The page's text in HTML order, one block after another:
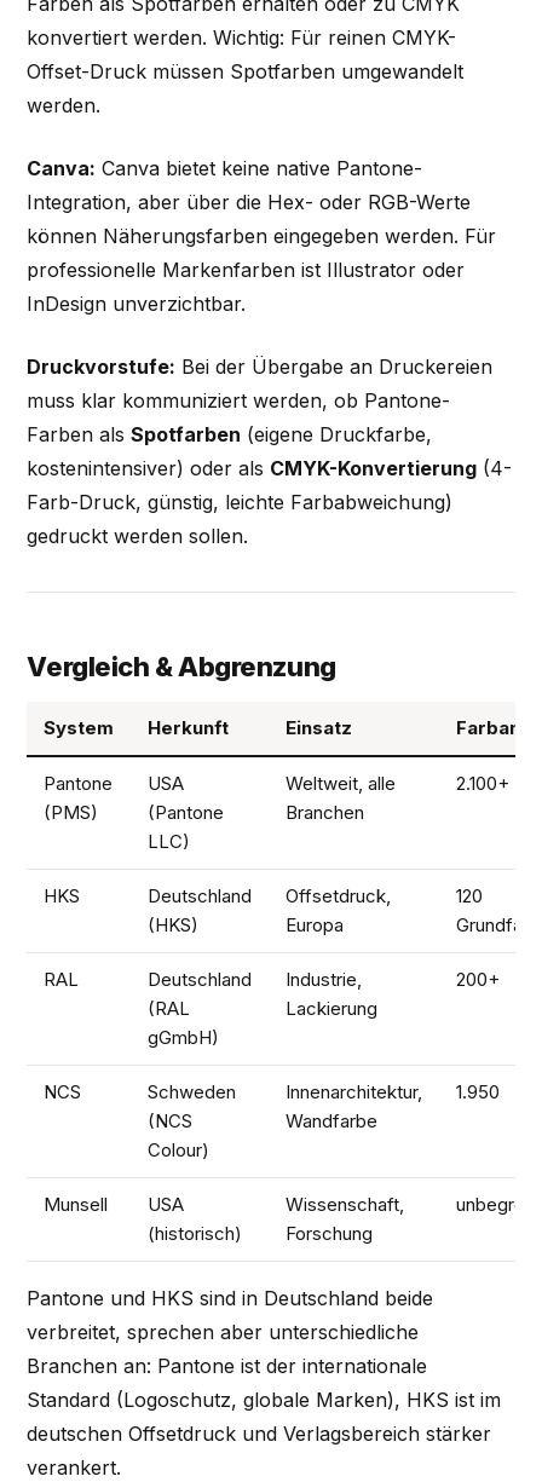
konvertiert werden. Wichtig: Für reinen CMYK-
Offset-Druck müssen Spotfarben umgewandelt
werden.
Canva: Canva bietet keine native Pantone-
Integration, aber über die Hex- oder RGB-Werte
können Näherungsfarben eingegeben werden. Für
professionelle Markenfarben ist Illustrator oder
InDesign unverzichtbar.
Druckvorstufe: Bei der Übergabe an Druckereien
muss klar kommuniziert werden, ob Pantone-
Farben alsSpotfarben (eigene Druckfarbe,
kostenintensiver) oder als CMYK-Konvertierung (4-
Farb-Druck, günstig, leichte Farbabweichung)
gedruckt werden sollen.
Vergleich & Abgrenzung
System Herkunft Einsatz
Pantone
(PMS)
USA
(Pantone
LLC)
Weltweit, alle
Branchen
2.100+
HKS
Deutschland
(HKS)
Offsetdruck,
Europa
120
RAL
Deutschland
(RAL
gGmbH)
Industrie,
Lackierung
200+
NCS
Schweden
(NCS
Colour)
Innenarchitektur,
Wandfarbe
1.950
Munsell
USA
(historisch)
Wissenschaft,
Forschung
Pantone und HKS sind in Deutschland beide
verbreitet, sprechen aber unterschiedliche
Branchen an: Pantone ist der internationale
Standard (Logoschutz, globale Marken), HKS ist im
deutschen Offsetdruck und Verlagsbereich stärker
verankert.